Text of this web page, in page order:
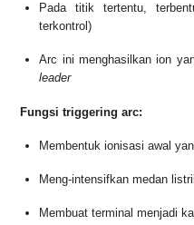
Pada titik tertentu,
terkontrol)
Arc ini menghasilkan ion
leader
Fungsi triggering arc:
Membentuk ionisasi awal
Meng-intensifkan medan
Membuat terminal menjadi